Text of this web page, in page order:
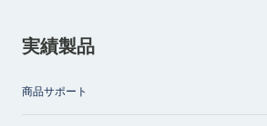
実績製品
商品サポート